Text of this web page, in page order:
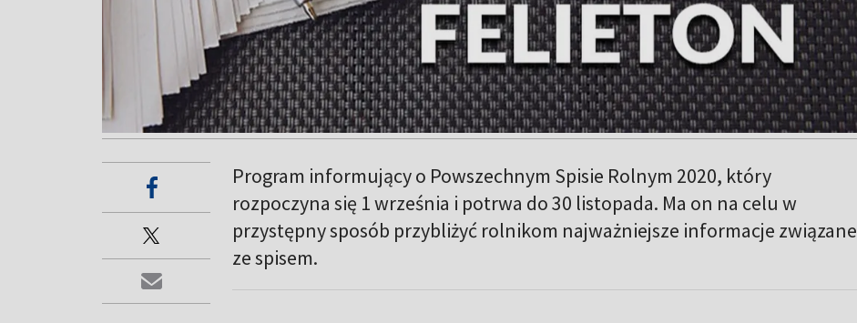
Program informujący o Powszechnym Spisie Rolnym 2020, który
rozpoczyna się 1 września i potrwa do 30 listopada. Ma on na celu w
przystępny sposób przybliżyć rolnikom najważniejsze informacje związane
ze spisem.